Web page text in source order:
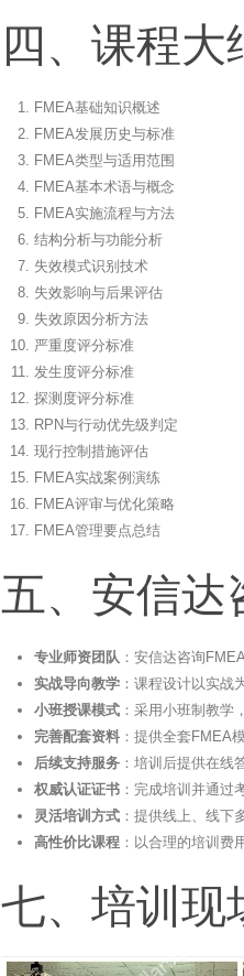
四、课程大
FMEA基础知识概述
FMEA发展历史与标准
FMEA类型与适用范围
FMEA基本术语与概念
FMEA实施流程与方法
结构分析与功能分析
失效模式识别技术
失效影响与后果评估
失效原因分析方法
严重度评分标准
发生度评分标准
探测度评分标准
RPN与行动优先级判定
现行控制措施评估
FMEA实战案例演练
FMEA评审与优化策略
FMEA管理要点总结
五、安信达
专业师资团队 ：安信达咨询
实战导向教学 ：课程设计以实战
小班授课模式 ：采用小班制教学
完善配套资料 ：提供全套FMEA
后续支持服务 ：培训后提供在线
权威认证证书 ：完成培训并通过
灵活培训方式 ：提供线上、线下
高性价比课程 ：以合理的培训费
七、培训现